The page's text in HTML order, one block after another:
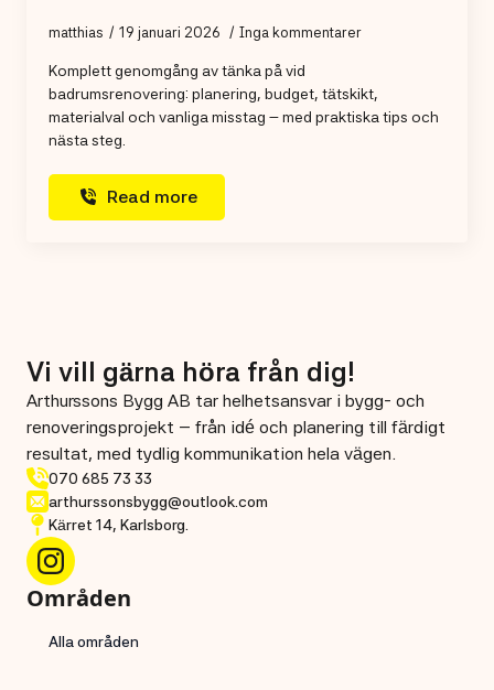
matthias 19 januari 2026 Inga kommentarer
Komplett genomgång av tänka på vid
badrumsrenovering: planering, budget, tätskikt,
materialval och vanliga misstag – med praktiska tips och
nästa steg.
Read more
Vi vill gärna höra från dig!
Arthurssons Bygg AB tar helhetsansvar i bygg- och
renoveringsprojekt – från idé och planering till färdigt
resultat, med tydlig kommunikation hela vägen.
070 685 73 33
arthurssonsbygg@outlook.com
Kärret 14, Karlsborg.
Områden
Alla områden